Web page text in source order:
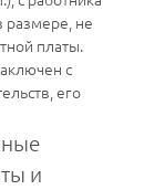
размере, не
платы.
с
его
и